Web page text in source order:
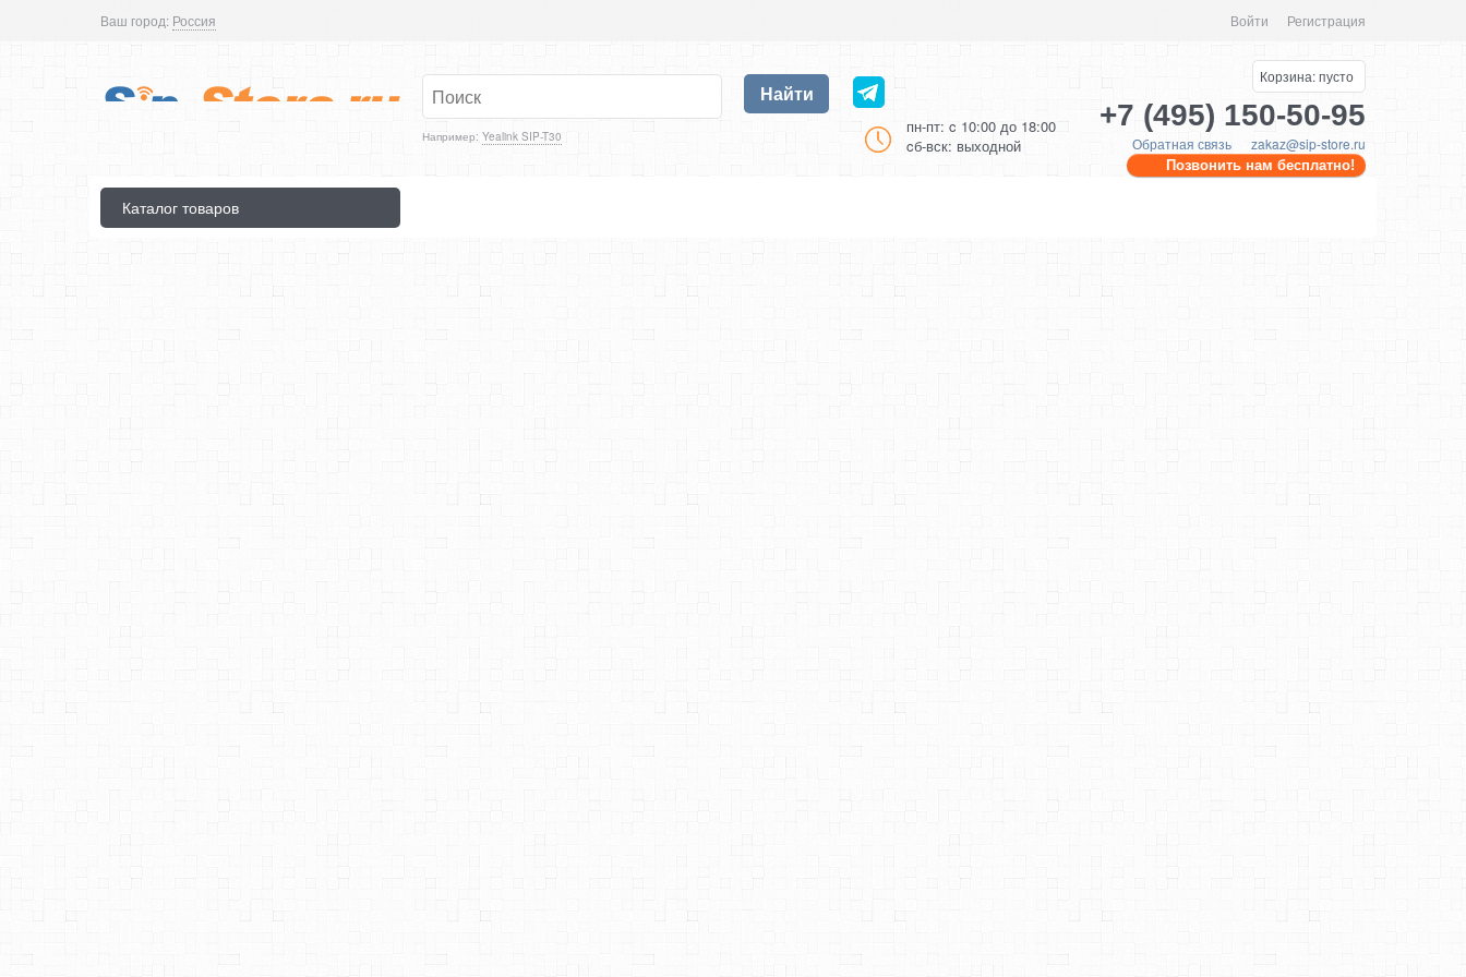
Ваш город: Россия Войти Регистрация
Например: Yealink SIP-T30
Найти
пн-пт: c 10:00 до 18:00
cб-вск: выходной
Корзина:пусто
+7 (495) 150-50-95
Обратная связь zakaz@sip-store.ru
Позвонить нам бесплатно!
Каталог товаров